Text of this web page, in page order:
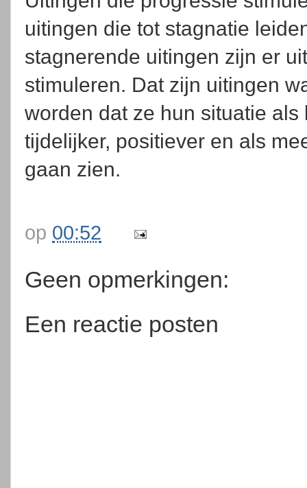
uitingen die tot stagnatie
stagnerende uitingen zijn er
stimuleren. Dat zijn uitingen
worden dat ze hun situatie als
tijdelijker, positiever en als
gaan zien.
op 00:52
Geen opmerkingen:
Een reactie posten